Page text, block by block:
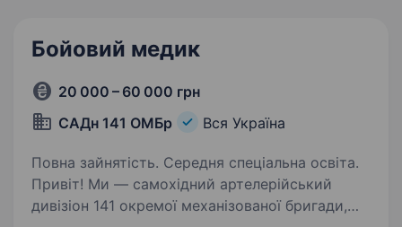
Бойовий медик
20 000 – 60 000 грн
САДн 141 ОМБр
Вся Україна
Повна зайнятість. Середня спеціальна освіта.
Привіт! Ми — самохідний артелерійський
дивізіон 141 окремої механізованої бригади,